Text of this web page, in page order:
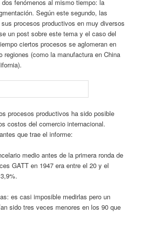
fenómenos al mismo tiempo: la
Según este segundo, las
procesos productivos en muy diversos
un post sobre este tema y el caso del
ciertos procesos se aglomeran en
regiones (como la manufactura en China
procesos productivos ha sido posible
costos del comercio internacional.
que trae el informe:
medio antes de la primera ronda de
GATT en 1947 era entre el 20 y el
es casi imposible medirlas pero un
sido tres veces menores en los 90 que